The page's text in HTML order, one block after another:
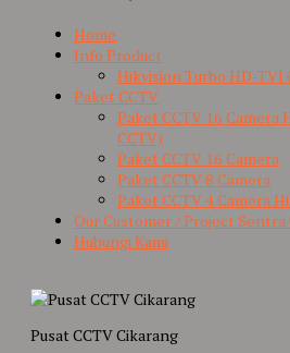
Home
Info Product
Hikvision Turbo HD-TVI
Paket CCTV
Paket CCTV 16
CCTV)
Paket CCTV 16 Camera
Paket CCTV 8 Camera
Paket CCTV 4 Camera
Our Customer / Project Sentra
Hubungi Kami
Pusat CCTV Cikarang